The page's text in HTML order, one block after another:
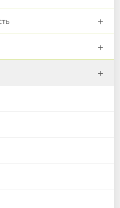
+
+
+